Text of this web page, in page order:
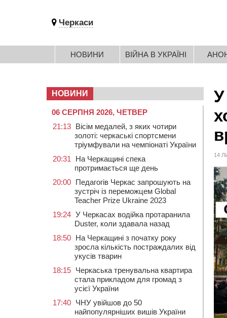
Черкаси
НОВИНИ ВІЙНА В УКРАЇНІ
У
14
НОВИНИ
06 СЕРПНЯ 2026, ЧЕТВЕР
21:13 Вісім медалей, з яких чотири
золоті: черкаські спортсмени
тріумфували на чемпіонаті України
20:31
На Черкащині спека
протримається ще день
20:00 Педагогів Черкас запрошують на
зустріч із переможцем Global
Teacher Prize Ukraine 2023
19:24 У Черкасах водійка протаранила
Duster, коли здавала назад
18:50 На Черкащині з початку року
зросла кількість постраждалих від
укусів тварин
18:15 Черкаська тренувальна квартира
стала прикладом для громад з
усієї України
17:40 ЧНУ увійшов до 50
найпопулярніших вишів України